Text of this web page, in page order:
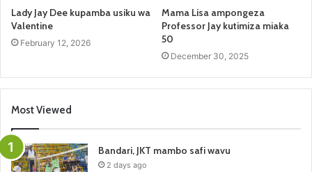
Lady Jay Dee kupamba usiku wa
Valentine
February 12, 2026
Mama Lisa ampongeza
Professor Jay kutimiza miaka
50
December 30, 2025
Most Viewed
Bandari, JKT mambo safi wavu
2 days ago